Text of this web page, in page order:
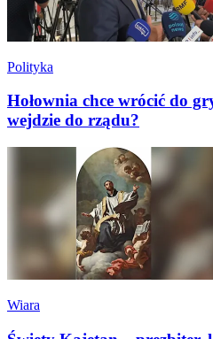
Polityka
Hołownia chce wrócić do
wejdzie do rządu?
Wiara